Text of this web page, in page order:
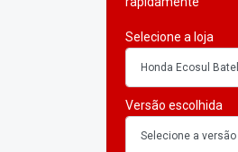
Selecione a loja
Versão escolhida